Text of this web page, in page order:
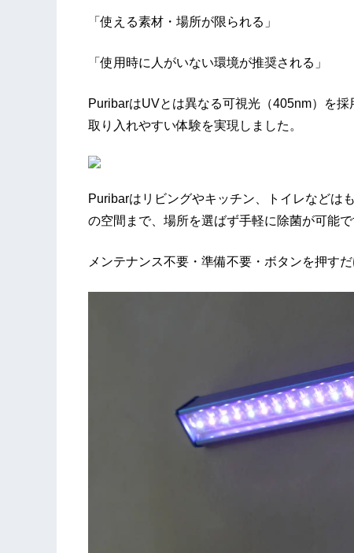
「使える素材・場所が限られる」
「使用時に人がいない環境が推奨される」
PuribarはUVとは異なる可視光（405nm）を
取り入れやすい体験を実現しました。
Puribarはリビングやキッチン、トイレなどは
の空間まで、場所を選ばず手軽に除菌が可能で
メンテナンス不要・準備不要・ボタンを押す